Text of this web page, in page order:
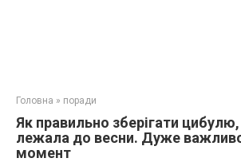
Головна » поради
Як правильно зберігати
лежала до весни. Дуже
момент